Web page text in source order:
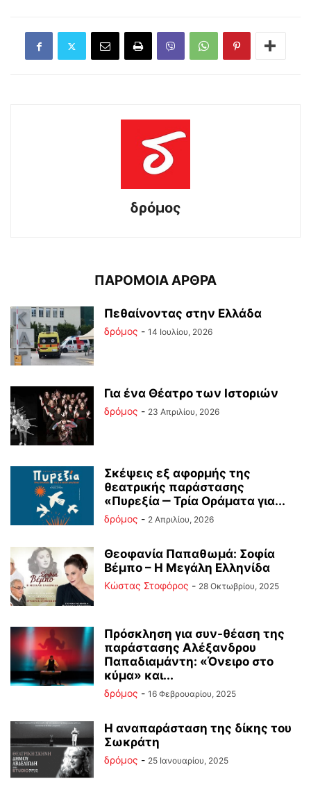
δρόμος
ΠΑΡΟΜΟΙΑ ΑΡΘΡΑ
Πεθαίνοντας στην Ελλάδα
δρόμος - 14 Ιουλίου, 2026
Για ένα Θέατρο των Ιστοριών
δρόμος - 23 Απριλίου, 2026
Σκέψεις εξ αφορμής της
θεατρικής παράστασης
«Πυρεξία ‒ Τρία Οράματα για...
δρόμος - 2 Απριλίου, 2026
Θεοφανία Παπαθωμά: Σοφία
Βέμπο – Η Μεγάλη Ελληνίδα
Κώστας Στοφόρος - 28 Οκτωβρίου, 2025
Πρόσκληση για συν-θέαση της
παράστασης Αλέξανδρου
Παπαδιαμάντη: «Όνειρο στο
κύμα» και...
δρόμος - 16 Φεβρουαρίου, 2025
Η αναπαράσταση της δίκης του
Σωκράτη
δρόμος - 25 Ιανουαρίου, 2025